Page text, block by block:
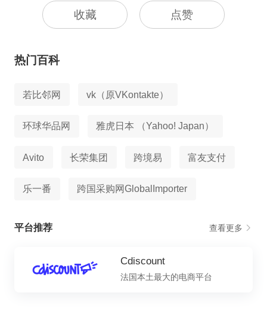
收藏 点赞
热门百科
若比邻网 vk（原VKontakte）
环球华品网 雅虎日本 （Yahoo! Japan）
Avito 长荣集团 跨境易 富友支付
乐一番 跨国采购网GlobalImporter
平台推荐 查看更多
Cdiscount
法国本土最大的电商平台